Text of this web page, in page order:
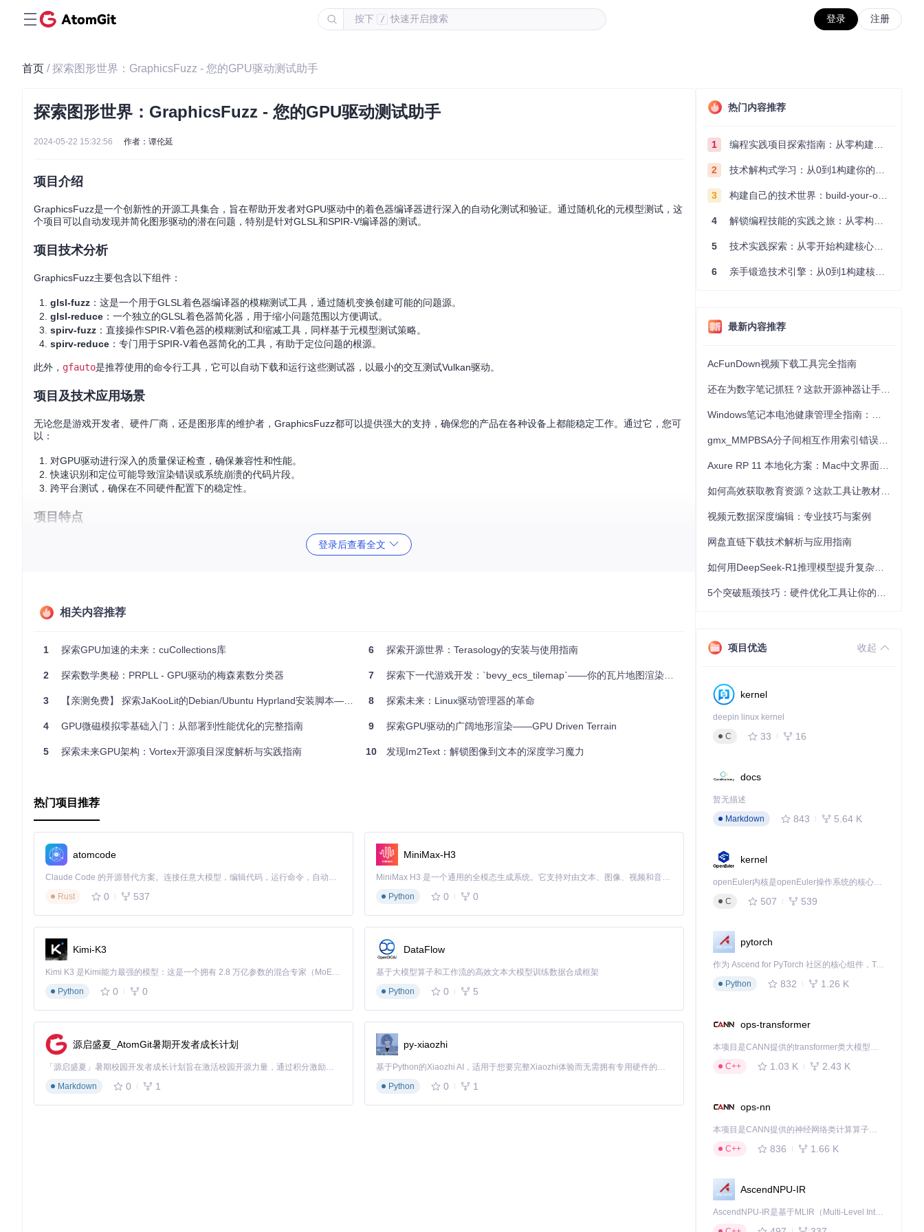
按下 / 快速开启搜索 登录 注册
首页 / 探索图形世界：GraphicsFuzz - 您的GPU驱动测试助手
探索图形世界：GraphicsFuzz - 您的GPU驱动测试助手
2024-05-22 15:32:56 作者：谭伦延
项目介绍
GraphicsFuzz是一个创新性的开源工具集合，旨在帮助开发者对GPU驱动中的着色器编译器进行深入的自动化测试和验证。通过随机化的元模型测试，这
个项目可以自动发现并简化图形驱动的潜在问题，特别是针对GLSL和SPIR-V编译器的测试。
项目技术分析
GraphicsFuzz主要包含以下组件：
glsl-fuzz ：这是一个用于GLSL着色器编译器的模糊测试工具，通过随机变换创建可能的问题源。
glsl-reduce ：一个独立的GLSL着色器简化器，用于缩小问题范围以方便调试。
spirv-fuzz ：直接操作SPIR-V着色器的模糊测试和缩减工具，同样基于元模型测试策略。
spirv-reduce ：专门用于SPIR-V着色器简化的工具，有助于定位问题的根源。
此外， gfauto是推荐使用的命令行工具，它可以自动下载和运行这些测试器，以最小的交互测试Vulkan驱动。
项目及技术应用场景
无论您是游戏开发者、硬件厂商，还是图形库的维护者，GraphicsFuzz都可以提供强大的支持，确保您的产品在各种设备上都能稳定工作。通过它，您可
以：
对GPU驱动进行深入的质量保证检查，确保兼容性和性能。
快速识别和定位可能导致渲染错误或系统崩溃的代码片段。
跨平台测试，确保在不同硬件配置下的稳定性。
项目特点
：glsl-fuzz和spirv-fuzz工具采用随机化算法，自动执行大量的测试，减少了手动测试的工作量。
要开始探索GraphicsFuzz的魅力，请参考其提供的详细文档，并从项目发布的预构建二进制文件中选择适合您环境的版本。无论是想要测试新的GPU驱
动，还是寻找现有问题的解决方案，GraphicsFuzz都是您不可或缺的工具箱。
登录后查看全文
相关内容推荐
1 探索GPU加速的未来：cuCollections库
2 探索数学奥秘：PRPLL - GPU驱动的梅森素数分类器
3 【亲测免费】 探索JaKooLit的Debian/Ubuntu Hyprland安装脚本——让您的Linux体验跃升新高度！
4 GPU微磁模拟零基础入门：从部署到性能优化的完整指南
5 探索未来GPU架构：Vortex开源项目深度解析与实践指南
6 探索开源世界：Terasology的安装与使用指南
7 探索下一代游戏开发：`bevy_ecs_tilemap`——你的瓦片地图渲染神器
8 探索未来：Linux驱动管理器的革命
9 探索GPU驱动的广阔地形渲染——GPU Driven Terrain
10 发现Im2Text：解锁图像到文本的深度学习魔力
热门项目推荐
atomcode
Claude Code 的开源替代方案。连接任意大模型，编辑代码，运行命令，自动验证 — 全自动执行。用 Rust 构建，极致性能。 ｜ An open-source alternative to Claude Code. Connect any LLM, edit code, run commands, and verify changes — autonomously. Built in Rust for speed. Get Started
Rust
0 537
MiniMax-H3
MiniMax H3 是一个通用的全模态生成系统。它支持对由文本、图像、视频和音频组成的多模态上下文进行统一理解，并能生成分辨率高达 2K、时长可达 15 秒的带原生立体声音频的视频。得益于面向任务泛化的系统设计，H3 在预训练阶段就已具备广泛的多模态上下文理解与生成能力，能够出色地执行复杂的多模态指令。
Python
0 0
Kimi-K3
Kimi K3 是Kimi能力最强的模型：这是一个拥有 2.8 万亿参数的混合专家（MoE）模型，具备原生视觉理解能力，并支持 100 万 token 的上下文窗口。
Python
0 0
DataFlow
基于大模型算子和工作流的高效文本大模型训练数据合成框架
Python
0 5
源启盛夏_AtomGit暑期开发者成长计划
「源启盛夏」暑期校园开发者成长计划旨在激活校园开源力量，通过积分激励、认证扶持、资源倾斜等形式，引导高校组织和开发者完成「入驻 — 建项目 — 做贡献 — 获认证 — 得资源」的完整闭环。无论你是想带领社团入驻平台的组织者，还是希望用代码贡献证明自己的开发者，都能在这里找到属于你的成长路径。
Markdown
0 1
py-xiaozhi
基于Python的Xiaozhi AI，适用于想要完整Xiaozhi体验而无需拥有专用硬件的用户。
Python
0 1
热门内容推荐
1 编程实践项目探索指南：从零构建技术能力体系
2 技术解构式学习：从0到1构建你的编程知识体系
3 构建自己的技术世界：build-your-own-x项目的实践探索指南
4 解锁编程技能的实践之旅：从零构建你的技术世界
5 技术实践探索：从零开始构建核心系统的实践指南
6 亲手锻造技术引擎：从0到1构建核心系统的实践指南
最新内容推荐
AcFunDown视频下载工具完全指南
视频元数据深度编辑：专业技巧与案例
网盘直链下载技术解析与应用指南
项目优选 收起
kernel
deepin linux kernel
C
33 16
docs
暂无描述
Markdown
843 5.64 K
kernel
openEuler内核是openEuler操作系统的核心，既是系统性能与稳定性的基石，也是连接处理器、设备与服务的桥梁。
C
507 539
pytorch
作为 Ascend for PyTorch 社区的核心组件，TorchNPU 是昇腾专为 PyTorch 打造的深度学习适配插件，使 PyTorch 框架能够直接调用昇腾 NPU，为开发者提供昇腾 AI 处理器的超强算力。
Python
832 1.26 K
ops-transformer
本项目是CANN提供的transformer类大模型算子库，实现网络在NPU上加速计算。
C++
1.03 K 2.43 K
ops-nn
本项目是CANN提供的神经网络类计算算子库，实现网络在NPU上加速计算。
C++
836 1.66 K
AscendNPU-IR
AscendNPU-IR是基于MLIR（Multi-Level Intermediate Representation）构建的，面向昇腾亲和算子编译时使用的中间表示，提供昇腾完备表达能力，通过编译优化提升昇腾AI处理器计算效率，支持通过生态框架使能昇腾AI处理器与深度调优